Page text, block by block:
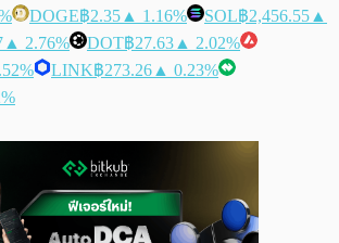
DOGE฿2.35 ▲ 1.16% SOL฿2,456.55 ▲
▲ 2.76% DOT฿27.63 ▲ 2.02%
LINK฿273.26 ▲ 0.23%